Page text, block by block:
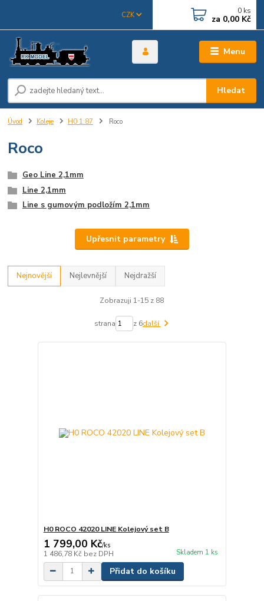
Menu
CZK
Hledat
0 ks
za 0,00 Kč
Úvod Koleje H0 1:87 Roco
Roco
Geo Line 2,1mm
Line 2,1mm
Line s gumovým podložím 2,1mm
Upřesnit parametry
Nejnovější Nejlevnější Nejdražší
Zobrazuji 1-15 z 88
strana z 6další
H0 ROCO 42020 LINE Kolejový set B
1 799,00 Kč/ks
1 486,78 Kč bez DPH Skladem 1 ks
Přidat do košíku